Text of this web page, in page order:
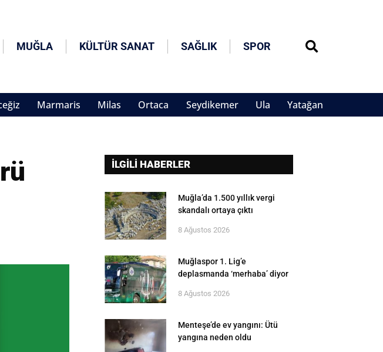
MUĞLA KÜLTÜR SANAT SAĞLIK SPOR
Marmaris Milas Ortaca Seydikemer Ula Yatağan
İLGİLİ HABERLER
Muğla’da 1.500 yıllık vergi
skandalı ortaya çıktı
8 Ağustos 2026
Muğlaspor 1. Lig’e
deplasmanda ‘merhaba’ diyor
8 Ağustos 2026
Menteşe’de ev yangını: Ütü
yangına neden oldu